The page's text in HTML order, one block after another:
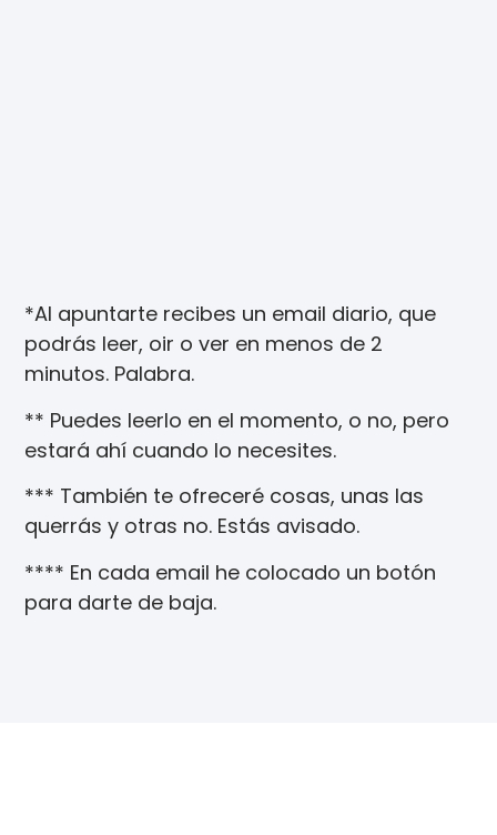
*Al apuntarte recibes un email diario, que
podrás leer, oir o ver en menos de 2
minutos. Palabra.
** Puedes leerlo en el momento, o no, pero
estará ahí cuando lo necesites.
*** También te ofreceré cosas, unas las
querrás y otras no. Estás avisado.
**** En cada email he colocado un botón
para darte de baja.